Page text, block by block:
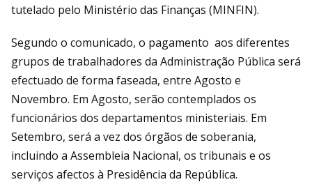
tutelado pelo Ministério das Finanças (MINFIN).
Segundo o comunicado, o pagamento aos diferentes
grupos de trabalhadores da Administração Pública será
efectuado de forma faseada, entre Agosto e
Novembro. Em Agosto, serão contemplados os
funcionários dos departamentos ministeriais. Em
Setembro, será a vez dos órgãos de soberania,
incluindo a Assembleia Nacional, os tribunais e os
serviços afectos à Presidência da República.